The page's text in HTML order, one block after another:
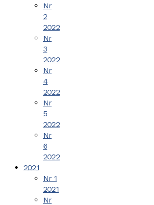
Nr
2
2022
Nr
3
2022
Nr
4
2022
Nr
5
2022
Nr
6
2022
2021
Nr 1
2021
Nr